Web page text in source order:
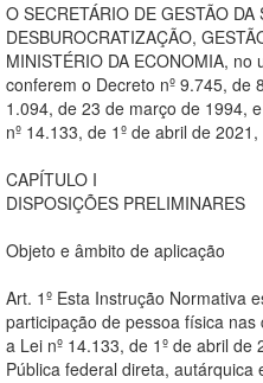
O SECRETÁRIO DE GESTÃO
DESBUROCRATIZAÇÃO,
MINISTÉRIO DA ECONOMIA,
conferem o Decreto nº 9.745, de
1.094, de 23 de março de 1994,
nº 14.133, de 1º de abril de
CAPÍTULO I
DISPOSIÇÕES PRELIMINARES
Objeto e âmbito de aplicação
Art. 1º Esta Instrução Normativa
participação de pessoa física
a Lei nº 14.133, de 1º de abril
Pública federal direta, autárquica